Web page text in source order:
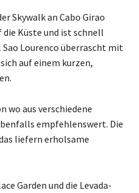
Skywalk an Cabo Girao
Küste und ist schnell
Lourenco überrascht mit
auf einem kurzen,
wo aus verschiedene
empfehlenswert. Die
liefern erholsame
Garden und die Levada-